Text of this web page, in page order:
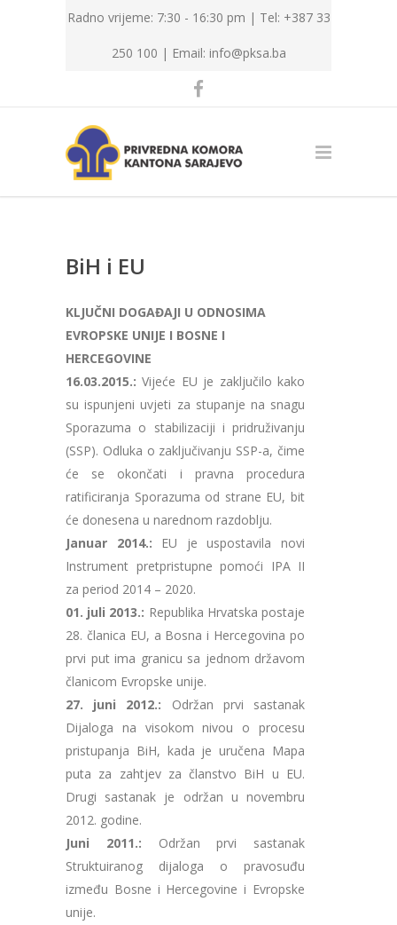
Radno vrijeme: 7:30 - 16:30 pm | Tel: +387 33
250 100 | Email: info@pksa.ba
BiH i EU
KLJUČNI DOGAĐAJI U ODNOSIMA
EVROPSKE UNIJE I BOSNE I
HERCEGOVINE
16.03.2015.: Vijeće EU je zaključilo kako
su ispunjeni uvjeti za stupanje na snagu
Sporazuma o stabilizaciji i pridruživanju
(SSP). Odluka o zaključivanju SSP-a, čime
će se okončati i pravna procedura
ratificiranja Sporazuma od strane EU, bit
će donesena u narednom razdoblju.
Januar 2014.: EU je uspostavila novi
Instrument pretpristupne pomoći IPA II
za period 2014 – 2020.
01. juli 2013.: Republika Hrvatska postaje
28. članica EU, a Bosna i Hercegovina po
prvi put ima granicu sa jednom državom
članicom Evropske unije.
27. juni 2012.: Održan prvi sastanak
Dijaloga na visokom nivou o procesu
pristupanja BiH, kada je uručena Mapa
puta za zahtjev za članstvo BiH u EU.
Drugi sastanak je održan u novembru
2012. godine.
Juni 2011.: Održan prvi sastanak
Struktuiranog dijaloga o pravosuđu
između Bosne i Hercegovine i Evropske
unije.